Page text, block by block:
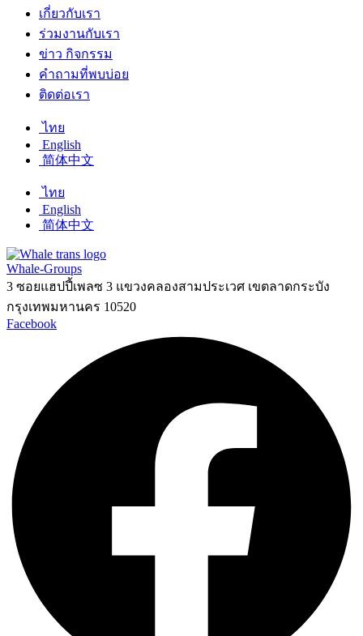
เกี่ยวกับเรา
ร่วมงานกับเรา
ข่าว กิจกรรม
คำถามที่พบบ่อย
ติดต่อเรา
ไทย
English
简体中文
ไทย
English
简体中文
Whale-Groups
3 ซอยแฮปปี้เพลซ 3 แขวงคลองสามประเวศ เขตลาดกระบัง
กรุงเทพมหานคร 10520
Facebook